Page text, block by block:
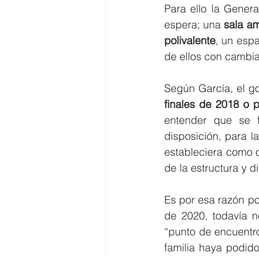
Para ello la
espera; una sala
polivalente, un
de ellos con
Según García, el
finales de 2018 o
entender que se
disposición, para
estableciera como
de la estructura y
Es por esa razón
de 2020, todavía
“punto de
familia haya